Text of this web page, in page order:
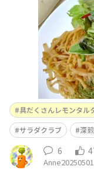
具だくさんレモンタル
サラダクラブ
深
6
Anne20250501